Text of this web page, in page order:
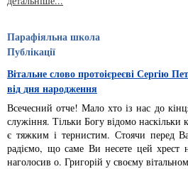
Парафіяльна школа
Публікації
Вітальне слово протоієреєві Сергію
від дня народження
Всечесний отче! Мало хто із нас до
служіння. Тільки Богу відомо наскільки
є тяжким і тернистим. Стоячи перед
радіємо, що саме Ви несете цей хрест
наголосив о. Григорій у своєму